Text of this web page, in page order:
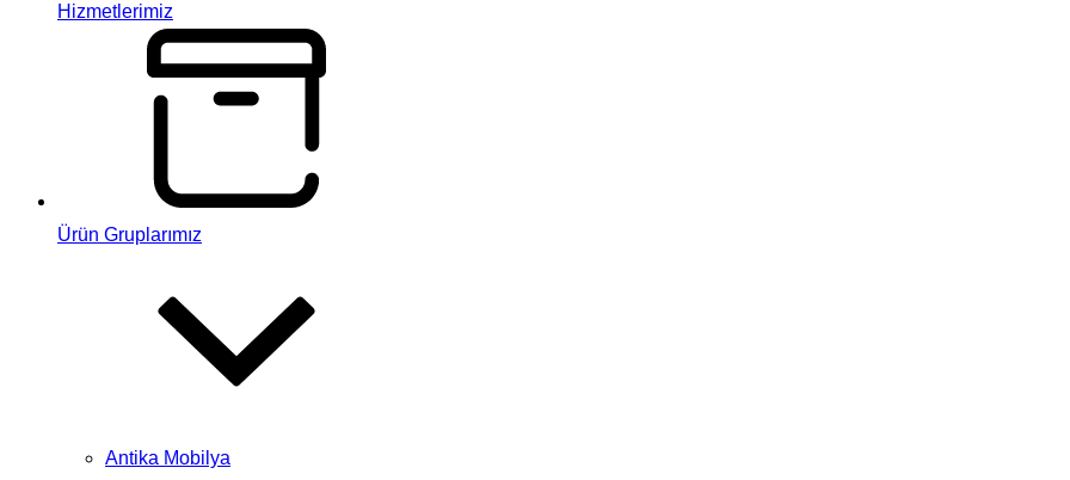
Hizmetlerimiz
Ürün Gruplarımız
Antika Mobilya